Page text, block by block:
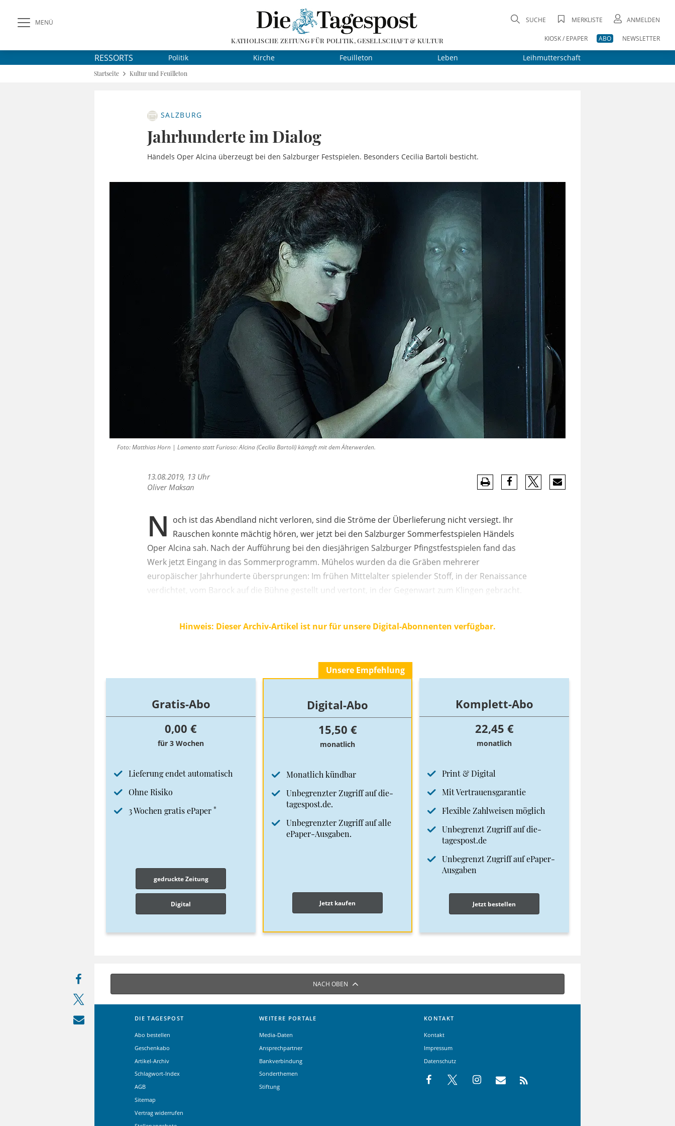
MENÜ
KATHOLISCHE ZEITUNG FÜR POLITIK, GESELLSCHAFT & KULTUR
SUCHE MERKLISTE ANMELDEN
KIOSK / EPAPER ABO NEWSLETTER
RESSORTS Politik Kirche Feuilleton Leben Leihmutterschaft
Startseite Kultur und Feuilleton
SALZBURG
Jahrhunderte im Dialog
Händels Oper Alcina überzeugt bei den Salzburger Festspielen. Besonders Cecilia Bartoli besticht.
Foto: Matthias Horn | Lamento statt Furioso: Alcina (Cecilia Bartoli) kämpft mit dem Älterwerden.
13.08.2019, 13 Uhr
Oliver Maksan
N och ist das Abendland nicht verloren, sind die Ströme der Überlieferung nicht versiegt. Ihr
Rauschen konnte mächtig hören, wer jetzt bei den Salzburger Sommerfestspielen Händels
Oper Alcina sah. Nach der Aufführung bei den diesjährigen Salzburger Pfingstfestspielen fand das
Werk jetzt Eingang in das Sommerprogramm. Mühelos wurden da die Gräben mehrerer
europäischer Jahrhunderte übersprungen: Im frühen Mittelalter spielender Stoff, in der Renaissance
verdichtet, vom Barock auf die Bühne gestellt und vertont, in der Gegenwart zum Klingen gebracht.
Hinweis: Dieser Archiv-Artikel ist nur für unsere Digital-Abonnenten verfügbar.
Gratis-Abo
0,00 €
für 3 Wochen
Lieferung endet automatisch
Ohne Risiko
3 Wochen gratis ePaper *
gedruckte Zeitung
Digital
Unsere Empfehlung
Digital-Abo
15,50 €
monatlich
Monatlich kündbar
Unbegrenzter Zugriff auf die-
tagespost.de.
Unbegrenzter Zugriff auf alle
ePaper-Ausgaben.
Jetzt kaufen
Komplett-Abo
22,45 €
monatlich
Print & Digital
Mit Vertrauensgarantie
Flexible Zahlweisen möglich
Unbegrenzt Zugriff auf die-
tagespost.de
Unbegrenzt Zugriff auf ePaper-
Ausgaben
Jetzt bestellen
NACH OBEN
DIE TAGESPOST
Abo bestellen
Geschenkabo
Artikel-Archiv
Schlagwort-Index
AGB
Sitemap
Vertrag widerrufen
WEITERE PORTALE
Media-Daten
Ansprechpartner
Bankverbindung
Sonderthemen
Stiftung
KONTAKT
Kontakt
Impressum
Datenschutz